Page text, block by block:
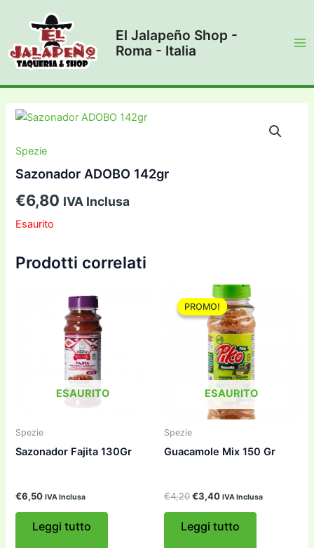
contenuto
El Jalapeño Shop -
Roma - Italia
Spezie
Sazonador ADOBO 142gr
€6,80 IVA Inclusa
Esaurito
Prodotti correlati
ESAURITO
Spezie
Sazonador Fajita 130Gr
€6,50 IVA Inclusa
Leggi tutto
PROMO!
ESAURITO
PROMO!
Spezie
Guacamole Mix 150 Gr
€4,20Il
era:
€3,40Il
è:
IVA Inclusa
Leggi tutto